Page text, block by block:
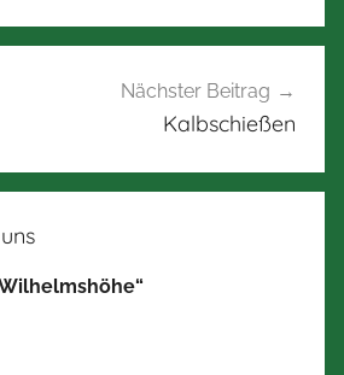
Nächster Beitrag
Kalbschießen